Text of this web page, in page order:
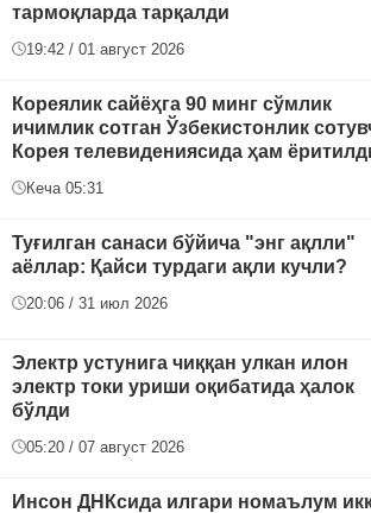
тармоқларда тарқалди
19:42 / 01 август 2026
Кореялик сайёҳга 90 минг сўмлик
ичимлик сотган Ўзбекистонлик
Корея телевидениясида ҳам
Кеча 05:31
Туғилган санаси бўйича "энг ақлли"
аёллар: Қайси турдаги ақли кучли?
20:06 / 31 июл 2026
Электр устунига чиққан улкан илон
электр токи уриши оқибатида ҳалок
бўлди
05:20 / 07 август 2026
Инсон ДНКсида илгари номаълум